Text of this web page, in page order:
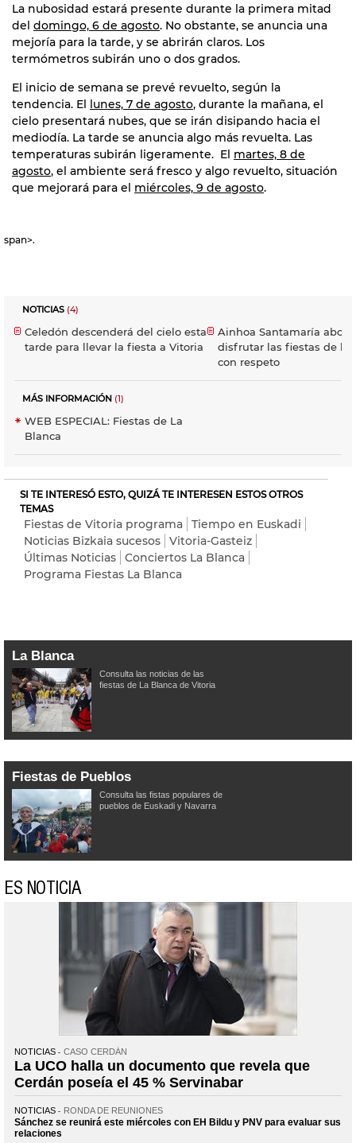
La nubosidad estará presente durante la primera mitad
del domingo, 6 de agosto. No obstante, se anuncia una
mejoría para la tarde, y se abrirán claros. Los
termómetros subirán uno o dos grados.
El inicio de semana se prevé revuelto, según la
tendencia. El lunes, 7 de agosto, durante la mañana, el
cielo presentará nubes, que se irán disipando hacia el
mediodía. La tarde se anuncia algo más revuelta. Las
temperaturas subirán ligeramente. El martes, 8 de
agosto, el ambiente será fresco y algo revuelto, situación
que mejorará para el miércoles, 9 de agosto.
span>.
NOTICIAS (4)
Celedón descenderá del cielo esta
tarde para llevar la fiesta a Vitoria
Ainhoa Santamaría
disfrutar las fiestas de la
con respeto
MÁS INFORMACIÓN (1)
WEB ESPECIAL: Fiestas de La
Blanca
SI TE INTERESÓ ESTO, QUIZÁ TE INTERESEN ESTOS OTROS
TEMAS
Fiestas de Vitoria programa
Tiempo en Euskadi
Noticias Bizkaia sucesos
Vitoria-Gasteiz
Últimas Noticias
Conciertos La Blanca
Programa Fiestas La Blanca
La Blanca
Consulta las noticias de las
fiestas de La Blanca de Vitoria
Fiestas de Pueblos
Consulta las fistas populares de
pueblos de Euskadi y Navarra
ES NOTICIA
NOTICIAS CASO CERDÁN
La UCO halla un documento que revela que
Cerdán poseía el 45 % Servinabar
NOTICIAS RONDA DE REUNIONES
Sánchez se reunirá este miércoles con EH Bildu y PNV para evaluar sus
relaciones